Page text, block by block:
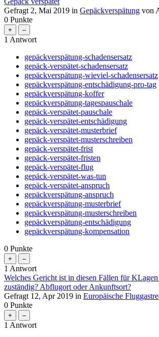
Gefragt 2, Mai 2019 in Gepäckverspätung von
0 Punkte
1 Antwort
gepäckverspätung-schadensersatz
gepäck-verspätet-schadensersatz
gepäckverspätung-wieviel-schadensersatz
gepäckverspätung-entschädigung-pro-tag
gepäckverspätung-koffer
gepäckverspätung-tagespauschale
gepäck-verspätet-pauschale
gepäck-verspätet-entschädigung
gepäck-verspätet-musterbrief
gepäck-verspätet-musterschreiben
gepäck-verspätet-frist
gepäck-verspätet-fristen
gepäck-verspätet-flug
gepäck-verspätet-was-tun
gepäck-verspätet-anspruch
gepäckverspätung-anspruch
gepäckverspätung-musterbrief
gepäckverspätung-musterschreiben
gepäckverspätung-entschädigung
gepäckverspätung-kompensation
0 Punkte
1 Antwort
Welches Gericht ist in diesen Fällen für
zuständig? Abflugort oder Ankunftsort?
Gefragt 12, Apr 2019 in Europäische
0 Punkte
1 Antwort